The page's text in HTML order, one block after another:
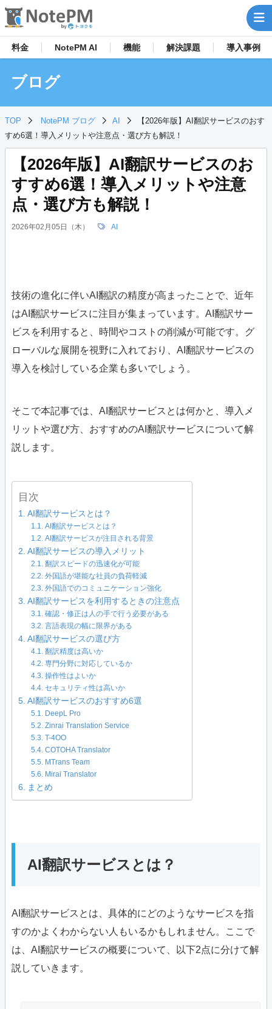
料金 NotePM AI 機能 解決課題 導入事例
ブログ
TOP NotePM ブログ AI
【2026年版】AI翻訳サービスのおす
すめ6選！導入メリットや注意点・選び方も解説！
【2026年版】AI翻訳サービスのお
すすめ6選！導入メリットや注意
点・選び方も解説！
2026年02月05日（木） AI
技術の進化に伴いAI翻訳の精度が高まったことで、近年
はAI翻訳サービスに注目が集まっています。AI翻訳サー
ビスを利用すると、時間やコストの削減が可能です。グ
ローバルな展開を視野に入れており、AI翻訳サービスの
導入を検討している企業も多いでしょう。
そこで本記事では、AI翻訳サービスとは何かと、導入メ
リットや選び方、おすすめのAI翻訳サービスについて解
説します。
目次
AI翻訳サービスとは？
AI翻訳サービスとは？
AI翻訳サービスが注目される背景
AI翻訳サービスの導入メリット
翻訳スピードの迅速化が可能
外国語が堪能な社員の負荷軽減
外国語でのコミュニケーション強化
AI翻訳サービスを利用するときの注意点
確認・修正は人の手で行う必要がある
言語表現の幅に限界がある
AI翻訳サービスの選び方
翻訳精度は高いか
専門分野に対応しているか
操作性はよいか
セキュリティ性は高いか
AI翻訳サービスのおすすめ6選
DeepL Pro
Zinrai Translation Service
T-4OO
COTOHA Translator
MTrans Team
Mirai Translator
まとめ
AI翻訳サービスとは？
AI翻訳サービスとは、具体的にどのようなサービスを指
すのかよくわからない人もいるかもしれません。ここで
は、AI翻訳サービスの概要について、以下2点に分けて解
説していきます。